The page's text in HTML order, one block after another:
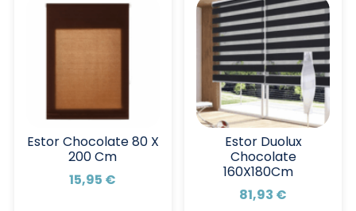
Estor Chocolate 80 X
200 Cm
15,95 €
Estor Duolux
Chocolate
160X180Cm
81,93 €